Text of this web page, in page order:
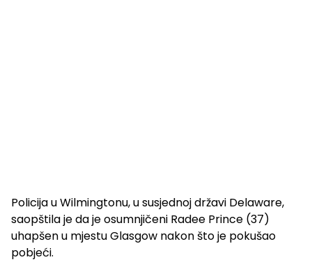
Policija u Wilmingtonu, u susjednoj državi Delaware,
saopštila je da je osumnjičeni Radee Prince (37)
uhapšen u mjestu Glasgow nakon što je pokušao
pobjeći.